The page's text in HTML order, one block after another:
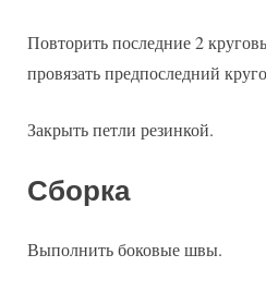
Повторить последние 2
провязать предпоследний
Закрыть петли резинкой.
Сборка
Выполнить боковые швы.